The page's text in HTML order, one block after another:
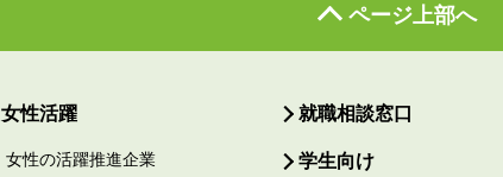
ページ上部へ
女性活躍
女性の活躍推進企業
就職相談窓口
学生向け